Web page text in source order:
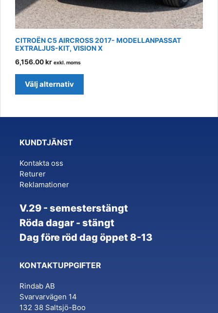
CITROËN C5 AIRCROSS 2017- MODELLANPASSAT
EXTRALJUS-KIT, VISION X
6,156.00kr exkl. moms
Välj alternativ
KUNDTJÄNST
Kontakta oss
Returer
Reklamationer
V.29 - semesterstängt
Röda dagar - stängt
Dag före röd dag öppet 8-13
KONTAKTUPPGIFTER
Rindab AB
Svarvarvägen 14
132 38 Saltsjö-Boo